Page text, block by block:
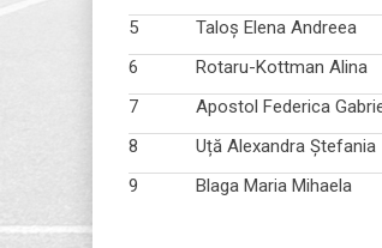
5
Taloș Elena Andreea
6
Rotaru-Kottman Alina
7
Apostol Federica
8
Uță Alexandra Ștefania
9
Blaga Maria Mihaela